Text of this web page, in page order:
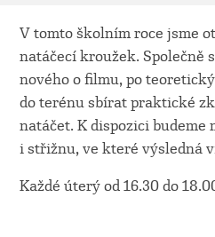
V tomto školním roce jsme
natáčecí kroužek. Společně
nového o filmu, po
do terénu sbírat praktické
natáčet. K dispozici
i střižnu, ve které výsledná
Každé úterý od 16.30 do